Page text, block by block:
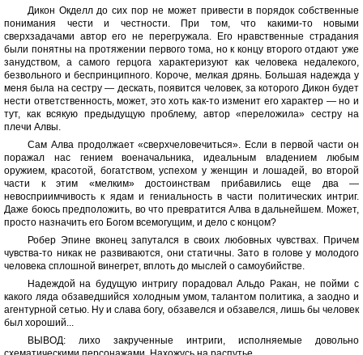
Дикон Окделл до сих пор не может привести в порядок собственные
понимания чести и честности. При том, что какими-то новыми
сверхзадачами автор его не перегружала. Его нравственные страдания
были понятны на протяжении первого тома, но к концу второго отдают уже
занудством, а самого герцога характеризуют как человека недалекого,
безвольного и беспринципного. Короче, мелкая дрянь. Большая надежда у
меня была на сестру — дескать, появится человек, за которого Дикон будет
нести ответственность, может, это хоть как-то изменит его характер — но и
тут, как всякую предыдущую проблему, автор «переложила» сестру на
плечи Алвы.
Сам Алва продолжает «сверхчеловечиться». Если в первой части он
поражал нас гением военачальника, идеальным владением любым
оружием, красотой, богатством, успехом у женщин и лошадей, во второй
части к этим «мелким» достоинствам прибавились еще два —
невосприимчивость к ядам и гениальность в части политических интриг.
Даже боюсь предположить, во что превратится Алва в дальнейшем. Может,
просто назначить его Богом всемогущим, и дело с концом?
Робер Эпине вконец запутался в своих любовных чувствах. Причем
чувства-то никак не развиваются, они статичны. Зато в голове у молодого
человека сплошной винегрет, вплоть до мыслей о самоубийстве.
Надеждой на будущую интригу порадовал Альдо Ракан, не пойми с
какого ляда обзаведшийся холодным умом, талантом политика, а заодно и
агентурной сетью. Ну и слава богу, обзавелся и обзавелся, лишь бы человек
был хороший...
ВЫВОД: лихо закрученные интриги, исполняемые довольно